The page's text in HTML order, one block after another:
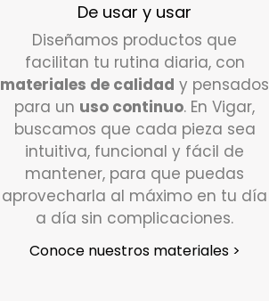
De usar y usar
Diseñamos productos que
facilitan tu rutina diaria, con
materiales de calidad y pensados
para un uso continuo. En Vigar,
buscamos que cada pieza sea
intuitiva, funcional y fácil de
mantener, para que puedas
aprovecharla al máximo en tu día
a día sin complicaciones.
Conoce nuestros materiales >